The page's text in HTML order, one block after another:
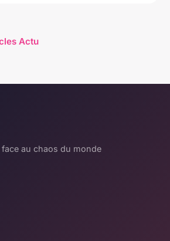
Actu
au chaos du monde